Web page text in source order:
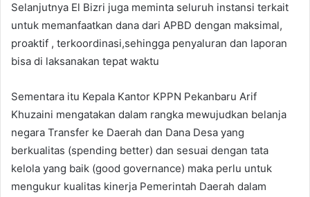
Selanjutnya El Bizri juga meminta seluruh instansi terkait
untuk memanfaatkan dana dari APBD dengan maksimal,
proaktif , terkoordinasi,sehingga penyaluran dan laporan
bisa di laksanakan tepat waktu
Sementara itu Kepala Kantor KPPN Pekanbaru Arif
Khuzaini mengatakan dalam rangka mewujudkan belanja
negara Transfer ke Daerah dan Dana Desa yang
berkualitas (spending better) dan sesuai dengan tata
kelola yang baik (good governance) maka perlu untuk
mengukur kualitas kinerja Pemerintah Daerah dalam